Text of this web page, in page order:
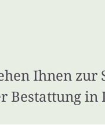
Ihnen zur
Bestattung in